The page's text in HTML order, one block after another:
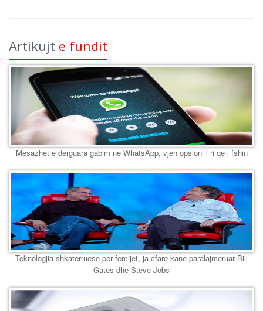
Artikujt e fundit
Mesazhet e derguara gabim ne WhatsApp, vjen opsioni i ri qe i fshin
Teknologjia shkaterruese per femijet, ja cfare kane paralajmeruar Bill
Gates dhe Steve Jobs